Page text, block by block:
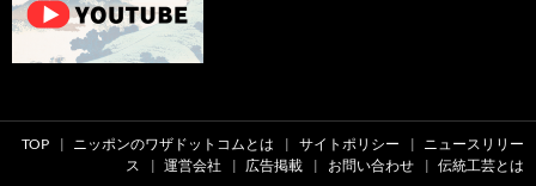
TOP ニッポンのワザドットコムとは サイトポリシー
ニュースリリー
ス
運営会社 広告掲載 お問い合わせ 伝統工芸とは